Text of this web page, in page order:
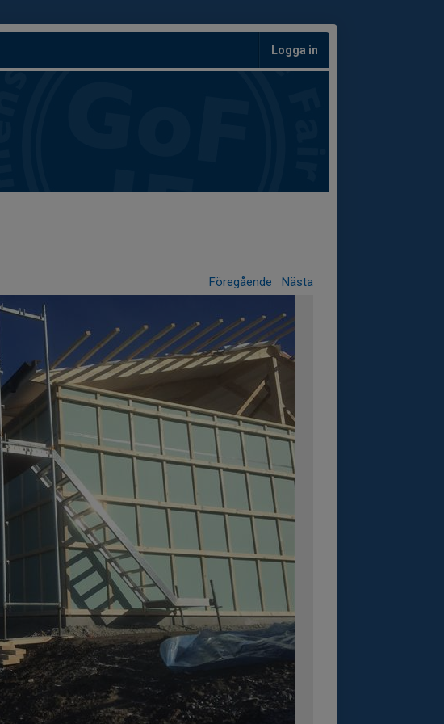
Logga in
Föregående Nästa